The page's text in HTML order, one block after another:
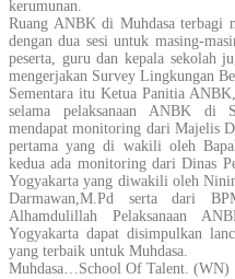
kerumunan.
Ruang ANBK di Muhdasa terbagi
dengan dua sesi untuk masing-
peserta, guru dan kepala sekolah
mengerjakan Survey Lingkungan
Sementara itu Ketua Panitia
selama pelaksanaan ANBK di
mendapat monitoring dari Majelis
pertama yang di wakili oleh
kedua ada monitoring dari Dinas
Yogyakarta yang diwakili oleh
Darmawan,M.Pd serta dari
Alhamdulillah Pelaksanaan
Yogyakarta dapat disimpulkan
yang terbaik untuk Muhdasa.
Muhdasa…School Of Talent. (WN)